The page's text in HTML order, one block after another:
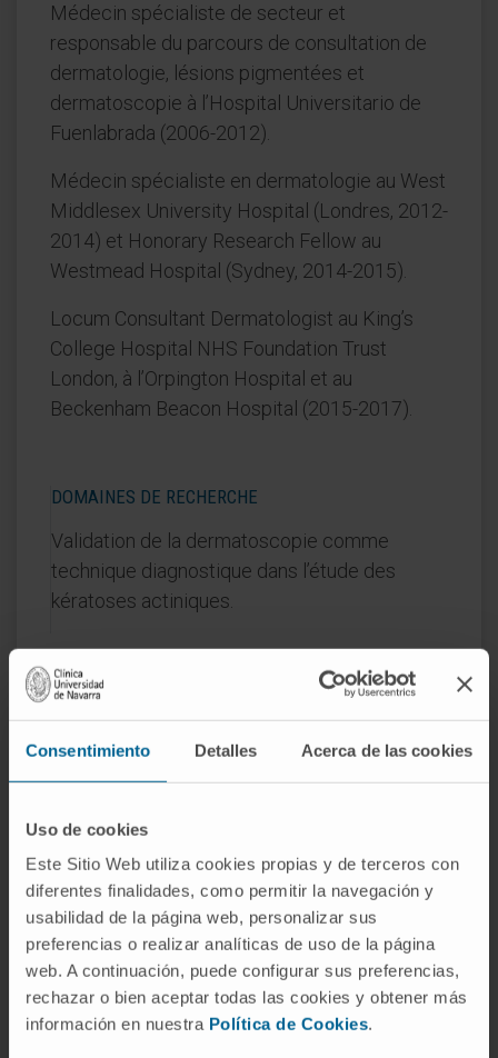
Consentimiento Detalles Acerca de las cookies
Uso de cookies
Este Sitio Web utiliza cookies propias y de terceros con
diferentes finalidades, como permitir la navegación y
usabilidad de la página web, personalizar sus
preferencias o realizar analíticas de uso de la página
web. A continuación, puede configurar sus preferencias,
rechazar o bien aceptar todas las cookies y obtener más
información en nuestra Política de Cookies.
Médecin spécialiste de secteur et
responsable du parcours de consultation de
dermatologie, lésions pigmentées et
dermatoscopie à l’Hospital Universitario de
Fuenlabrada (2006-2012).
Médecin spécialiste en dermatologie au West
Middlesex University Hospital (Londres, 2012-
2014) et Honorary Research Fellow au
Westmead Hospital (Sydney, 2014-2015).
Locum Consultant Dermatologist au King’s
College Hospital NHS Foundation Trust
London, à l’Orpington Hospital et au
Beckenham Beacon Hospital (2015-2017).
DOMAINES DE RECHERCHE
Validation de la dermatoscopie comme
technique diagnostique dans l’étude des
kératoses actiniques.
DOMAINES D'INTÉRÊT
Traitements au laser.
Pathologie unguéale.
Dermatologie esthétique.
Activité